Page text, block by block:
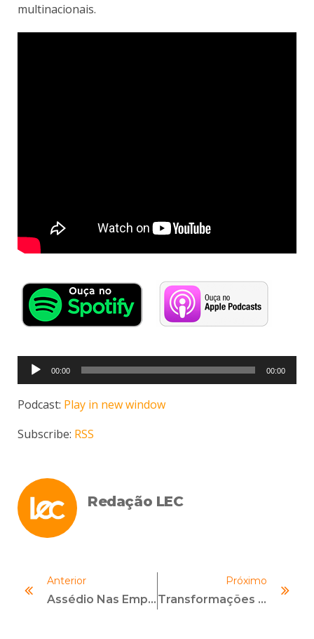
multinacionais.
Tocador
de
áudio
00:00 00:00
Podcast: Play in new window
Subscribe: RSS
Redação LEC
Anterior
Assédio Nas Empresas Afeta A Função Social Dos Negócios
Próximo
Transformações No Chile Criam Demanda Por Programas De Compliance